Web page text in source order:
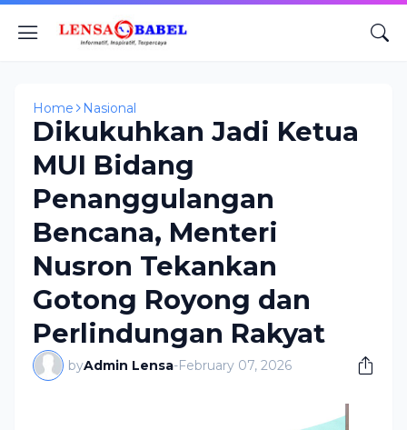
Home Nasional
Dikukuhkan Jadi Ketua
MUI Bidang
Penanggulangan
Bencana, Menteri
Nusron Tekankan
Gotong Royong dan
Perlindungan Rakyat
byAdmin Lensa-February 07, 2026